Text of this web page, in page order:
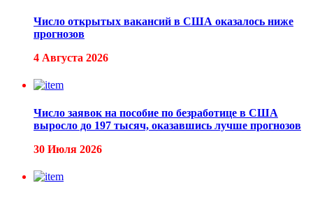
Число открытых вакансий в США оказалось ниже
прогнозов
4 Августа 2026
Число заявок на пособие по безработице в США
выросло до 197 тысяч, оказавшись лучше прогнозов
30 Июля 2026